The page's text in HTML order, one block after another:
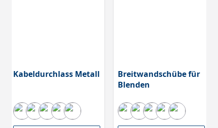
Kabeldurchlass Metall
Breitwandschübe für
Blenden